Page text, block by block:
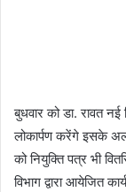
बुधवार को डा. रावत
लोकार्पण करेंगे इसके
को नियुक्ति पत्र भी
विभाग द्वारा आयेजित